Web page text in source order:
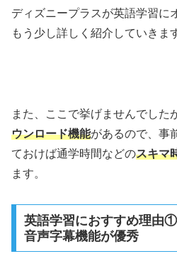
ディズニープラスが英語学習に
もう少し詳しく紹介していきま
また、ここで挙げませんでした
ウンロード機能があるので、事
ておけば通学時間などのスキマ
ます。
英語学習におすすめ理由
音声字幕機能が優秀